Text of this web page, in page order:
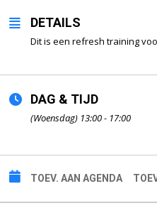
DETAILS
Dit is een refresh training
DAG & TIJD
(Woensdag) 13:00 - 17:00
TOEV. AAN AGENDA